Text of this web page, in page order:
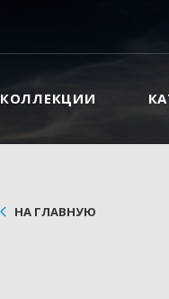
КОЛЛЕКЦИИ
НА ГЛАВНУЮ